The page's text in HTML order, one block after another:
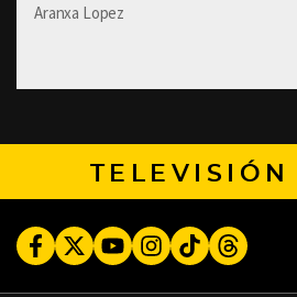
Aranxa Lopez
TELEVISIÓN
FacebookTwitterYoutubeInstagram
TikTokThreads